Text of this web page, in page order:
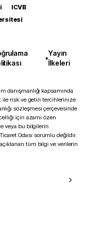
ICVB
•
Yayın
İlkeleri
danışmanlığı kapsamında
ile risk ve getiri tercihlerinize
sözleşmesi çerçevesinde
için azami özen
veya bu bilgilerin
Odası sorumlu değildir.
tüm bilgi ve verilerin